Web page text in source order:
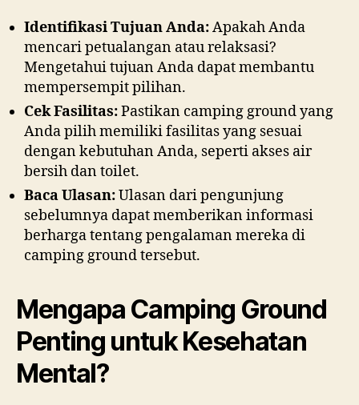
Identifikasi Tujuan Anda:Apakah Anda
mencari petualangan atau relaksasi?
Mengetahui tujuan Anda dapat membantu
mempersempit pilihan.
Cek Fasilitas:Pastikan camping ground yang
Anda pilih memiliki fasilitas yang sesuai
dengan kebutuhan Anda, seperti akses air
bersih dan toilet.
Baca Ulasan:Ulasan dari pengunjung
sebelumnya dapat memberikan informasi
berharga tentang pengalaman mereka di
camping ground tersebut.
Mengapa Camping Ground
Penting untuk Kesehatan
Mental?